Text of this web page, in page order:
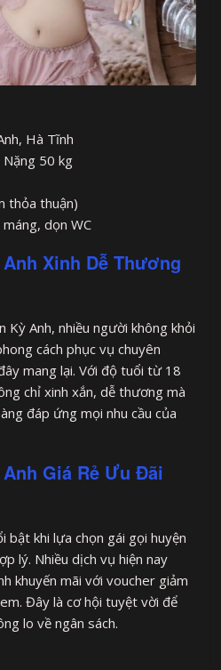
Hà Tĩnh
Nặng 50 kg
thỏa thuận)
dọn WC
Xinh Dễ Thương
Kỳ Anh, nhiều người không khỏi
cách phục vụ chuyên
mang lại. Với độ tuổi từ 18
chỉ xinh xắn, dễ thương mà
đáp ứng mọi nhu cầu của
Giá Rẻ Ưu Đãi
khi lựa chọn gái gọi huyện
lý. Nhiều dịch vụ hiện nay
khuyến mãi với voucher giảm
Đây là cơ hội tuyệt vời để
lo về ngân sách.